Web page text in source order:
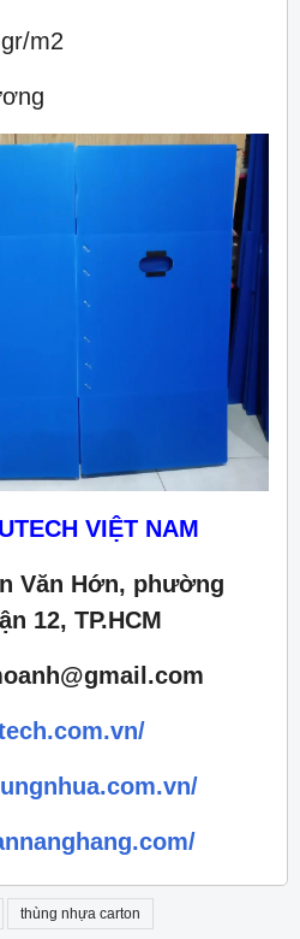
m2
VIỆT NAM
Văn Hớn, phường
12, TP.HCM
thùng nhựa carton